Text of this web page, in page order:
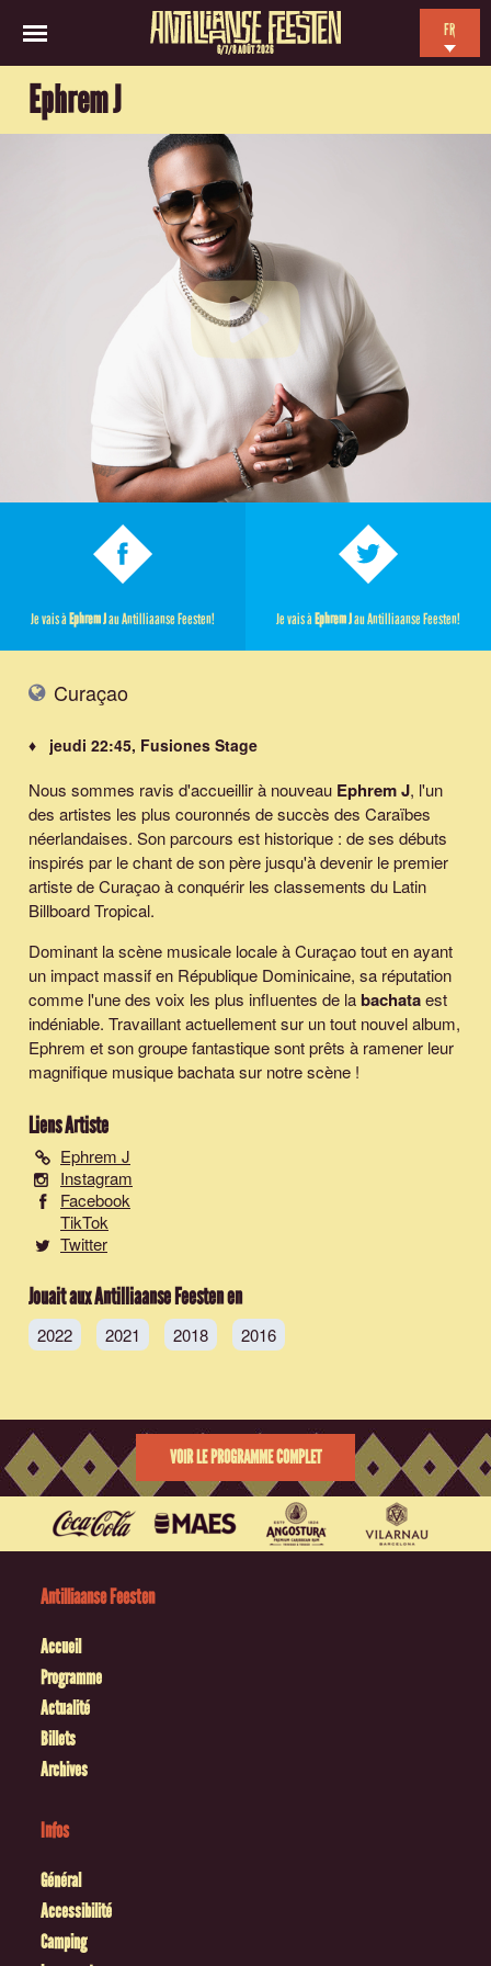
6/7/8 AOÛT 2026
FR
Ephrem J
Je vais àEphrem Jau Antilliaanse Feesten! Je vais àEphrem Jau Antilliaanse Feesten!
Curaçao
♦ jeudi 22:45, Fusiones Stage
Nous sommes ravis d'accueillir à nouveau Ephrem J, l'un
des artistes les plus couronnés de succès des Caraïbes
néerlandaises. Son parcours est historique : de ses débuts
inspirés par le chant de son père jusqu'à devenir le premier
artiste de Curaçao à conquérir les classements du Latin
Billboard Tropical.
Dominant la scène musicale locale à Curaçao tout en ayant
un impact massif en République Dominicaine, sa réputation
comme l'une des voix les plus influentes de labachataest
indéniable. Travaillant actuellement sur un tout nouvel album,
Ephrem et son groupe fantastique sont prêts à ramener leur
magnifique musique bachata sur notre scène !
Liens Artiste
Ephrem J
Instagram
Facebook
TikTok
Twitter
Jouait aux Antilliaanse Feesten en
2022 2021 2018 2016
VOIR LE PROGRAMME COMPLET
Antilliaanse Feesten
Accueil
Programme
Actualité
Billets
Archives
Infos
Général
Accessibilité
Camping